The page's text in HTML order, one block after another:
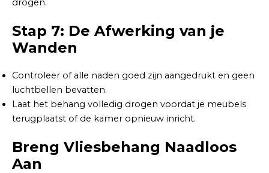
drogen.
Stap 7: De Afwerking van je
Wanden
Controleer of alle naden goed zijn aangedrukt en geen
luchtbellen bevatten.
Laat het behang volledig drogen voordat je meubels
terugplaatst of de kamer opnieuw inricht.
Breng Vliesbehang Naadloos
Aan